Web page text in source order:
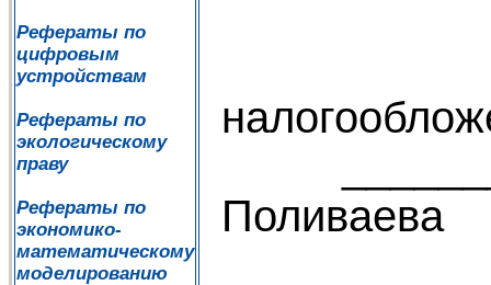
Рефераты по
цифровым
устройствам
Рефераты по
экологическому
праву
Рефераты по
экономико-
математическому
моделированию